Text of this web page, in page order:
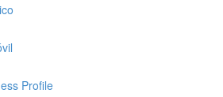
Profile